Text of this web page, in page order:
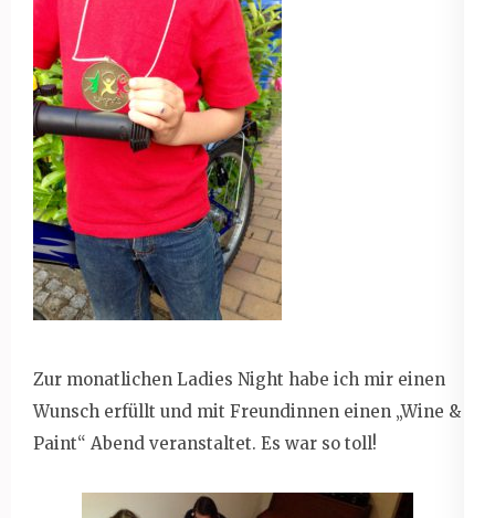
Zur monatlichen Ladies Night habe ich mir einen
Wunsch erfüllt und mit Freundinnen einen „Wine &
Paint“ Abend veranstaltet. Es war so toll!